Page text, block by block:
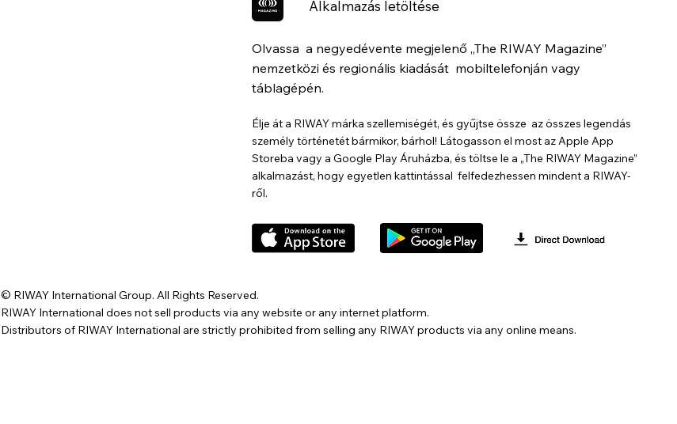
Alkalmazás letöltése
Olvassa a negyedévente megjelenő „The RIWAY Magazine”
nemzetközi és regionális kiadását mobiltelefonján vagy
táblagépén.
Élje át a RIWAY márka szellemiségét, és gyűjtse össze az összes legendás
személy történetét bármikor, bárhol! Látogasson el most az Apple App
Storeba vagy a Google Play Áruházba, és töltse le a „The RIWAY Magazine”
alkalmazást, hogy egyetlen kattintással felfedezhessen mindent a RIWAY-
ről.
© RIWAY International Group. All Rights Reserved.
RIWAY International does not sell products via any website or any internet platform.
Distributors of RIWAY International are strictly prohibited from selling any RIWAY products via any online means.